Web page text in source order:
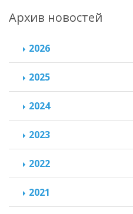
Архив новостей
2026
2025
2024
2023
2022
2021